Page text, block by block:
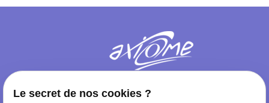
Le secret de nos cookies ?